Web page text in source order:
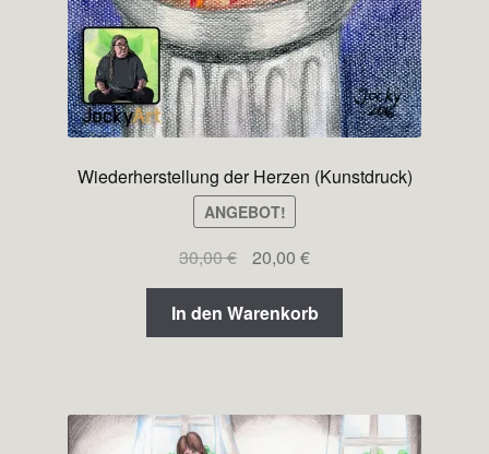
Wiederherstellung der Herzen (Kunstdruck)
ANGEBOT!
30,00€
Ursprünglicher
Preis
war:
30,00 €
20,00 €Aktueller
Preis
ist:
20,00 €.
In den Warenkorb